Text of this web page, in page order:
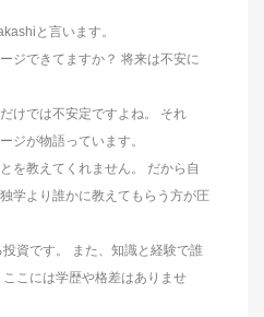
と言います。
ジできてますか？ 将来は不安に
けでは不安定ですよね。 それ
ジが物語っています。
を教えてくれません。 だから自
学より誰かに教えてもらう方が圧
資です。 また、知識と経験で誰
こには学歴や格差はありませ